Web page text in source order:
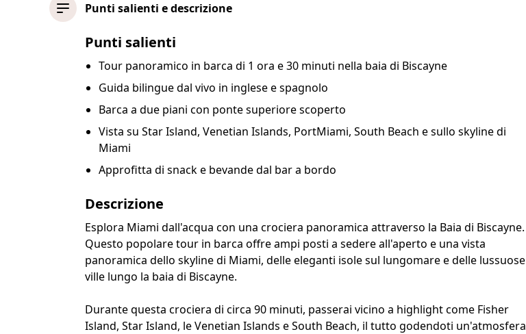
Punti salienti e descrizione
Punti salienti
Tour panoramico in barca di 1 ora e 30 minuti nella baia di Biscayne
Guida bilingue dal vivo in inglese e spagnolo
Barca a due piani con ponte superiore scoperto
Vista su Star Island, Venetian Islands, PortMiami, South Beach e sullo skyline di
Miami
Approfitta di snack e bevande dal bar a bordo
Descrizione
Esplora Miami dall'acqua con una crociera panoramica attraverso la Baia di Biscayne.
Questo popolare tour in barca offre ampi posti a sedere all'aperto e una vista
panoramica dello skyline di Miami, delle eleganti isole sul lungomare e delle lussuose
ville lungo la baia di Biscayne.
Durante questa crociera di circa 90 minuti, passerai vicino a highlight come Fisher
Island, Star Island, le Venetian Islands e South Beach, il tutto godendoti un'atmosfera